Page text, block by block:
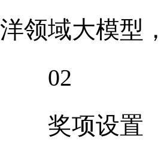
洋领域大模型
02
奖项设置